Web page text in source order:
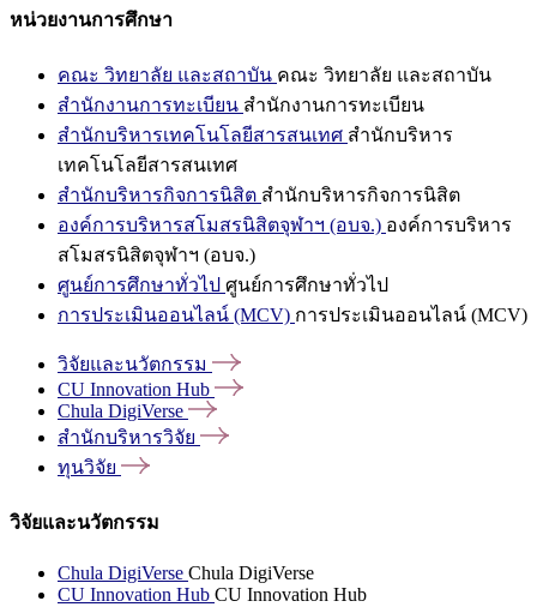
หน่วยงานการศึกษา
คณะ วิทยาลัย และสถาบัน คณะ วิทยาลัย และสถาบัน
สำนักงานการทะเบียน สำนักงานการทะเบียน
สำนักบริหารเทคโนโลยีสารสนเทศ สำนักบริหาร
เทคโนโลยีสารสนเทศ
สำนักบริหารกิจการนิสิต สำนักบริหารกิจการนิสิต
องค์การบริหารสโมสรนิสิตจุฬาฯ (อบจ.) องค์การบริหาร
สโมสรนิสิตจุฬาฯ (อบจ.)
ศูนย์การศึกษาทั่วไป ศูนย์การศึกษาทั่วไป
การประเมินออนไลน์ (MCV) การประเมินออนไลน์ (MCV)
วิจัยและนวัตกรรม
CU Innovation Hub
Chula DigiVerse
สำนักบริหารวิจัย
ทุนวิจัย
วิจัยและนวัตกรรม
Chula DigiVerse Chula DigiVerse
CU Innovation Hub CU Innovation Hub